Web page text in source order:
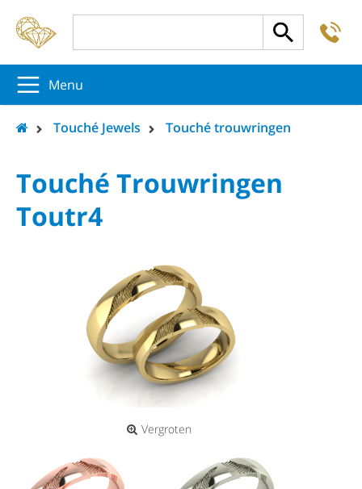
Menu
Touché Jewels Touché trouwringen
Touché Trouwringen
Toutr4
Vergroten